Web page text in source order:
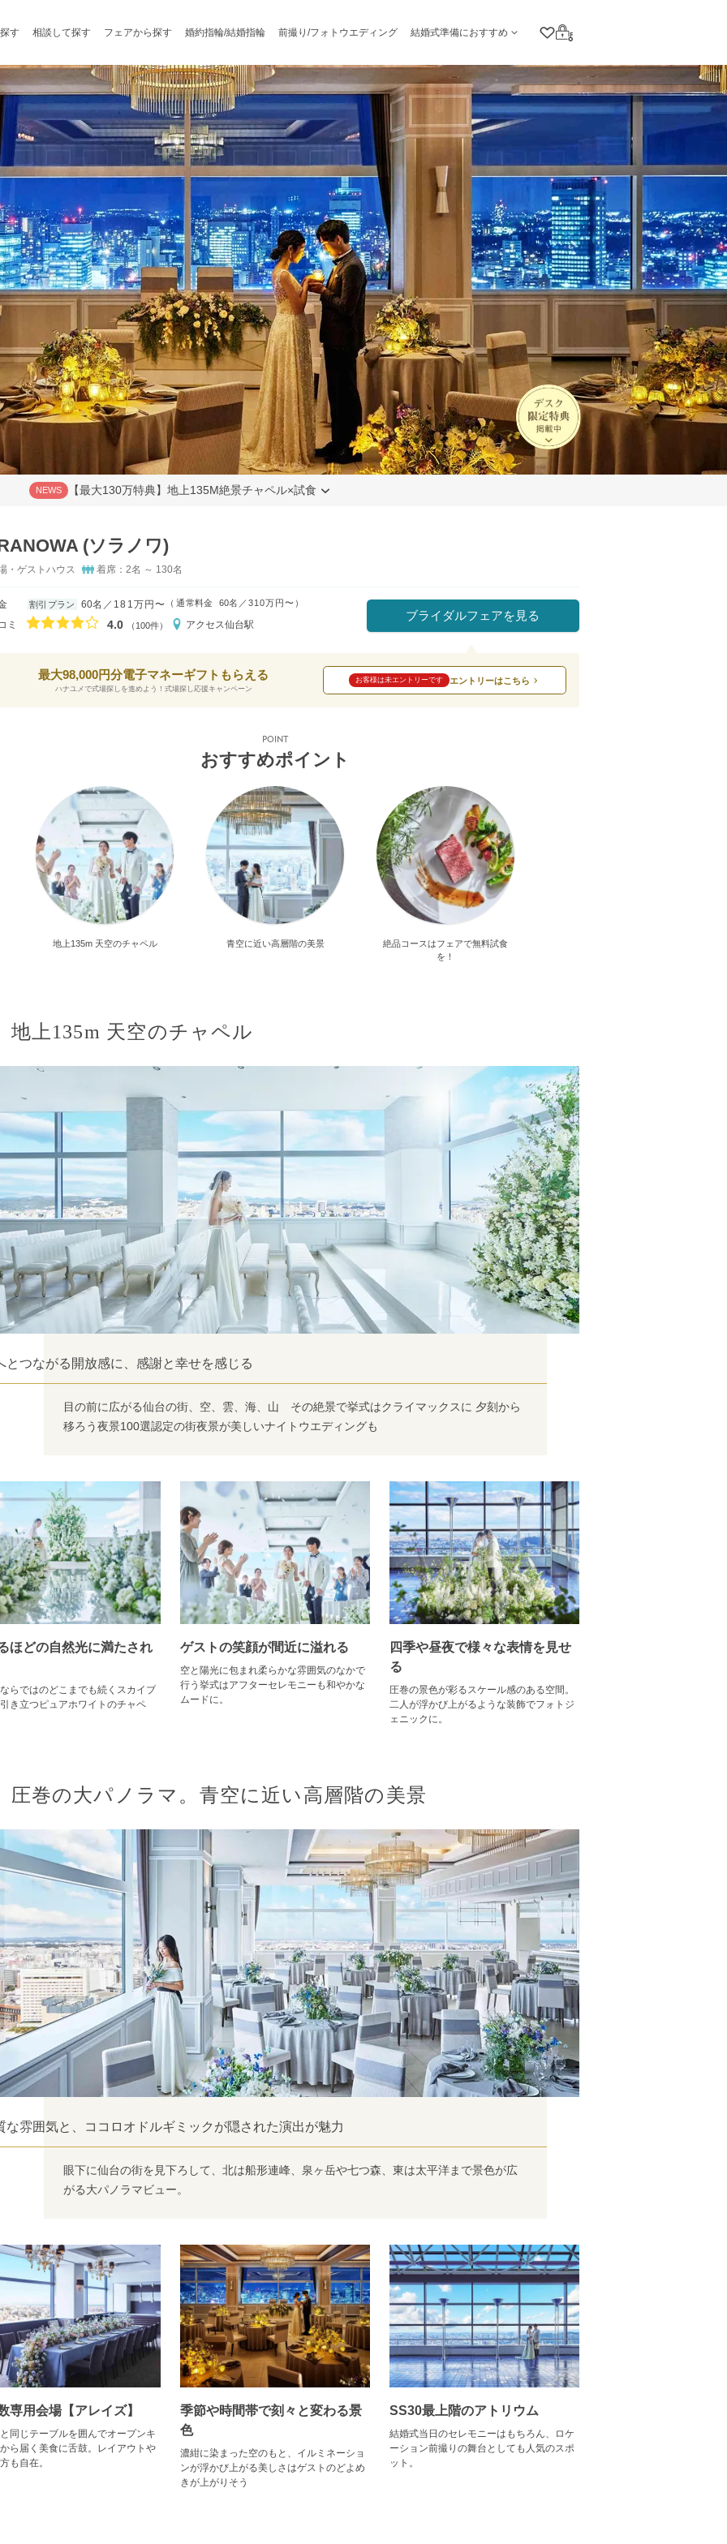
す 相談して探す フェアから探す 婚約指輪/結婚指輪 前撮り/フォトウエディング 結婚式準備におすすめ
クリップリスト
ログイン
NEWS 【最大130万特典】地上135M絶景チャペル×試食
(ソラノワ)
・ゲストハウス 着席：2名 ～ 130名
割引プラン 60名 181万円〜 （ 通常料金 60名 310万円〜 ）
ミ 口コミ評価
4.0 （100件） アクセス仙台駅
ブライダルフェアを見る
最大98,000円分電子マネーギフトもらえる
ハナユメで式場探しを進めよう！式場探し応援キャンペーン
お客様は未エントリーです エントリーはこちら
POINT
おすすめポイント
地上135m 天空のチャペル 青空に近い高層階の美景
絶品コースはフェアで無料試食
を！
地上135m 天空のチャペル
とつながる開放感に、感謝と幸せを感じる
目の前に広がる仙台の街、空、雲、海、山 その絶景で挙式はクライマックスに 夕刻から
移ろう夜景100選認定の街夜景が美しいナイトウエディングも
ほどの自然光に満たされ
らではのどこまでも続くスカイブ
き立つピュアホワイトのチャペ
ゲストの笑顔が間近に溢れる
空と陽光に包まれ柔らかな雰囲気のなかで
行う挙式はアフターセレモニーも和やかな
ムードに。
四季や昼夜で様々な表情を見せ
る
圧巻の景色が彩るスケール感のある空間。
二人が浮かび上がるような装飾でフォトジ
ェニックに。
圧巻の大パノラマ。青空に近い高層階の美景
な雰囲気と、ココロオドルギミックが隠された演出が魅力
眼下に仙台の街を見下ろして、北は船形連峰、泉ヶ岳や七つ森、東は太平洋まで景色が広
がる大パノラマビュー。
専用会場【アレイズ】
同じテーブルを囲んでオープンキ
ら届く美食に舌鼓。レイアウトや
も自在。
季節や時間帯で刻々と変わる景
色
濃紺に染まった空のもと、イルミネーショ
ンが浮かび上がる美しさはゲストのどよめ
きが上がりそう
SS30最上階のアトリウム
結婚式当日のセレモニーはもちろん、ロケ
ーション前撮りの舞台としても人気のスポ
ット。